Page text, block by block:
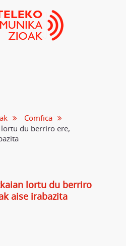
Comfica
lortu du berriro ere,
lortu du berriro
aise irabazita